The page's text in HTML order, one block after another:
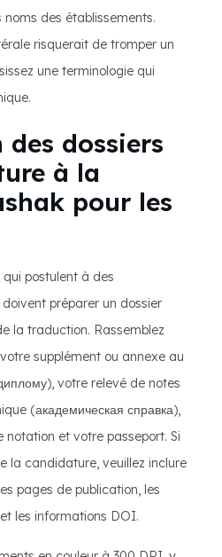
des établissements.
risquerait de tromper un
une terminologie qui
dossiers
à la
pour les
postulent à des
préparer un dossier
la traduction. Rassemblez
supplément ou annexe au
votre relevé de notes
(академическая справка),
notation et votre passeport. Si
la candidature, veuillez inclure
pages de publication, les
les informations DOI.